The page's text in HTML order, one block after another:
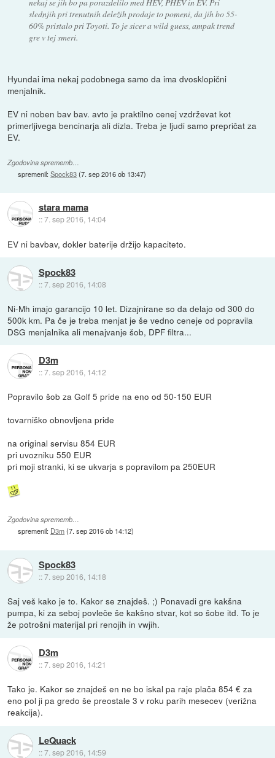
slednjih pri trenutnih deležih prodaje to pomeni, da jih bo 55-
60% pristalo pri Toyoti. To je sicer a wild guess, ampak trend
gre v tej smeri.
Hyundai ima nekaj podobnega samo da ima dvosklopični
menjalnik.
EV ni noben bav bav. avto je praktilno cenej vzdrževat kot
primerljivega bencinarja ali dizla. Treba je ljudi samo prepričat za
EV.
Zgodovina sprememb…
spremenil:Spock83(7. sep 2016 ob 13:47)
stara mama
::7. sep 2016, 14:04
EV ni bavbav, dokler baterije držijo kapaciteto.
Spock83
::7. sep 2016, 14:08
Ni-Mh imajo garancijo 10 let. Dizajnirane so da delajo od 300 do
500k km. Pa če je treba menjat je še vedno ceneje od popravila
DSG menjalnika ali menajvanje šob, DPF filtra...
D3m
::7. sep 2016, 14:12
Popravilo šob za Golf 5 pride na eno od 50-150 EUR
tovarniško obnovljena pride
na original servisu 854 EUR
pri uvozniku 550 EUR
pri moji stranki, ki se ukvarja s popravilom pa 250EUR
Zgodovina sprememb…
spremenil: D3m(7. sep 2016 ob 14:12)
Spock83
::7. sep 2016, 14:18
Saj veš kako je to. Kakor se znajdeš. ;) Ponavadi gre kakšna
pumpa, ki za seboj povleče še kakšno stvar, kot so šobe itd. To je
že potrošni materijal pri renojih in vwjih.
D3m
::7. sep 2016, 14:21
Tako je. Kakor se znajdeš en ne bo iskal pa raje plača 854 € za
eno pol ji pa gredo še preostale 3 v roku parih mesecev (verižna
reakcija).
LeQuack
::7. sep 2016, 14:59